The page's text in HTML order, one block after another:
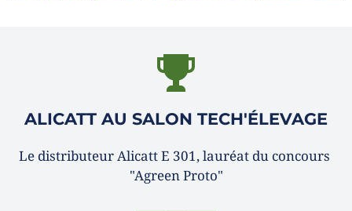
ALICATT AU SALON TECH'ÉLEVAGE
Le distributeur Alicatt E 301, lauréat du concours
"Agreen Proto"